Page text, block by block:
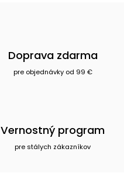
Doprava zdarma
pre objednávky od 99 €
Vernostný program
pre stálych zákazníkov